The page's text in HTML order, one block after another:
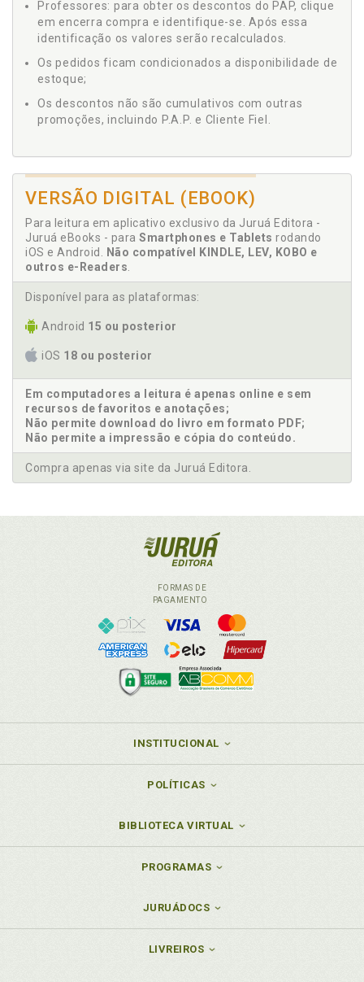
Professores: para obter os descontos do PAP, clique
em encerra compra e identifique-se. Após essa
identificação os valores serão recalculados.
Os pedidos ficam condicionados a disponibilidade de
estoque;
Os descontos não são cumulativos com outras
promoções, incluindo P.A.P. e Cliente Fiel.
VERSÃO DIGITAL (EBOOK)
Para leitura em aplicativo exclusivo da Juruá Editora -
Juruá eBooks - para Smartphones e Tablets rodando
iOS e Android.
Não compatível KINDLE, LEV, KOBO e
outros e-Readers
Disponível para as plataformas:
Android 15 ou posterior
iOS 18 ou posterior
Em computadores a leitura é apenas online e sem
recursos de favoritos e anotações;
Não permite download do livro em formato PDF;
Não permite a impressão e cópia do conteúdo.
Compra apenas via site da Juruá Editora.
FORMAS DE
PAGAMENTO
INSTITUCIONAL
POLÍTICAS
BIBLIOTECA VIRTUAL
PROGRAMAS
JURUÁDOCS
LIVREIROS